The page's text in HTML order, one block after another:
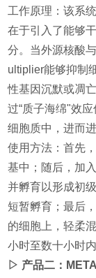
工作原理：该系
在于引入了能够
分。当外源核酸
ultiplier能够抑制
性基因沉默或凋
过“质子海绵"效
细胞质中，进而
使用方法：首先
基中；随后，加
并孵育以形成初
短暂孵育；最后
的细胞上，轻柔
小时至数十小时
▷ 产品二：